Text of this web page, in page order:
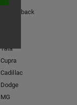
FiatFullback
Tata
Cupra
Cadillac
Dodge
MG